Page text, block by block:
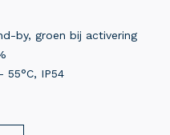
by, groen bij activering
55°C, IP54